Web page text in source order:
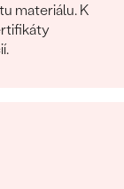
materiálu. K